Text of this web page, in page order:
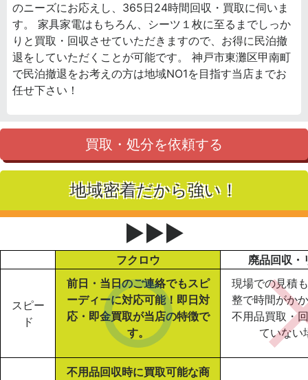
のニーズにお応えし、365日24時間回収・買取に伺いま
す。 家具家電はもちろん、シーツ１枚に至るまでしっか
りと買取・回収させていただきますので、お得に民泊撤
退をしていただくことが可能です。 神戸市東灘区甲南町
で民泊撤退をお考えの方は地域NO1を目指す当店までお
任せ下さい！
買取・処分を依頼する
地域密着だから強い！
▶▶▶
フクロウ 廃品回収・
スピー
ド
前日・当日のご連絡でもスピ
ーディーに対応可能！即日対
応・即金買取が当店の特徴で
す。
現場での見積
整で時間がか
不用品買取・
ていない
不用品回収時に買取可能な商